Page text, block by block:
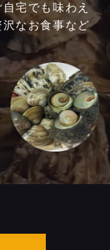
へ！
途お問い合わせ
様より
ーダー 1
オーダー
。
にくい状
宅でも味わえ
沢なお食事など